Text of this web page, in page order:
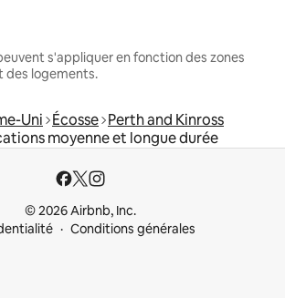
s'appliquer en fonction des zones
des logements.
Uni Écosse Perth and Kinross
moyenne et longue durée
© 2026 Airbnb, Inc.
Conditions générales